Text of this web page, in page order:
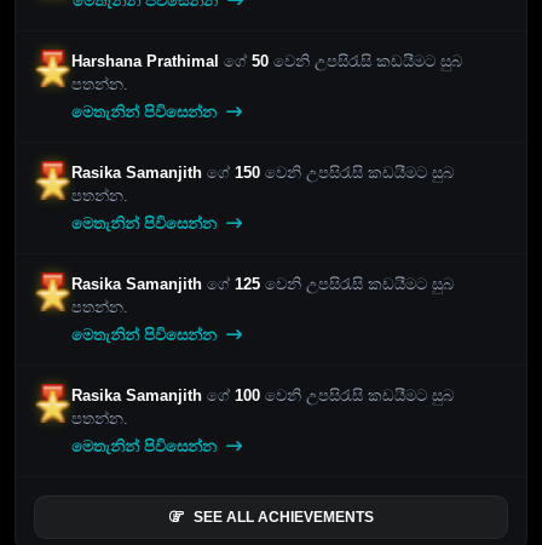
Harshana Prathimal ගේ 50වෙනි උපසිරැසි කඩයීමට සුබ
පතන්න.
මෙතැනින් පිවිසෙන්න
Rasika Samanjithගේ150 වෙනි උපසිරැසි කඩයීමට සුබ
පතන්න.
මෙතැනින් පිවිසෙන්න
Rasika Samanjithගේ125 වෙනි උපසිරැසි කඩයීමට සුබ
පතන්න.
මෙතැනින් පිවිසෙන්න
Rasika Samanjithගේ100 වෙනි උපසිරැසි කඩයීමට සුබ
පතන්න.
මෙතැනින් පිවිසෙන්න
SEE ALL ACHIEVEMENTS